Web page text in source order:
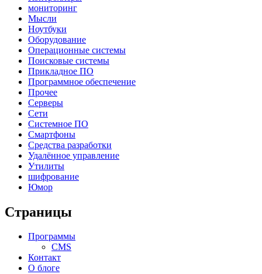
мониторинг
Мысли
Ноутбуки
Оборудование
Операционные системы
Поисковые системы
Прикладное ПО
Программное обеспечение
Прочее
Серверы
Сети
Системное ПО
Смартфоны
Средства разработки
Удалённое управление
Утилиты
шифрование
Юмор
Страницы
Программы
CMS
Контакт
О блоге